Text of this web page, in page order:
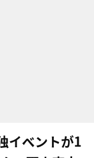
イベントが1